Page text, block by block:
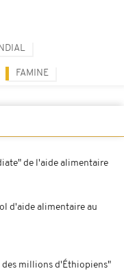
FAMINE
de l'aide alimentaire
d'aide alimentaire au
millions d'Éthiopiens"